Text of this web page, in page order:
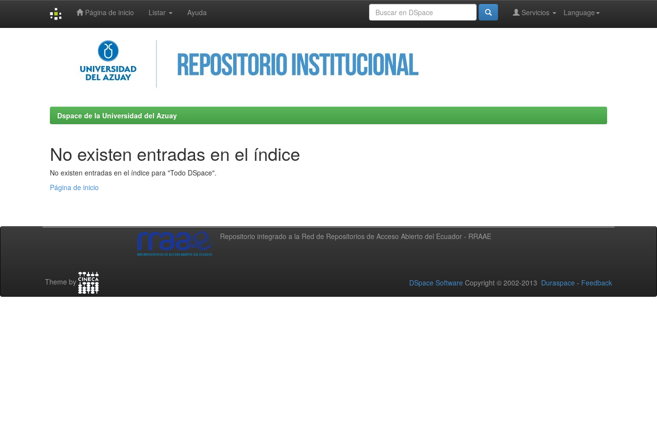
Página de inicio Listar Ayuda Language
Servicios
Dspace de la Universidad del Azuay
No existen entradas en el índice
No existen entradas en el índice para "Todo DSpace".
Página de inicio
Repositorio integrado a la Red de Repositorios de Acceso Abierto del Ecuador - RRAAE
Theme by DSpace Software Copyright © 2002-2013 Duraspace - Feedback